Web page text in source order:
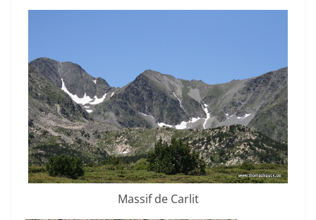
Massif de Carlit